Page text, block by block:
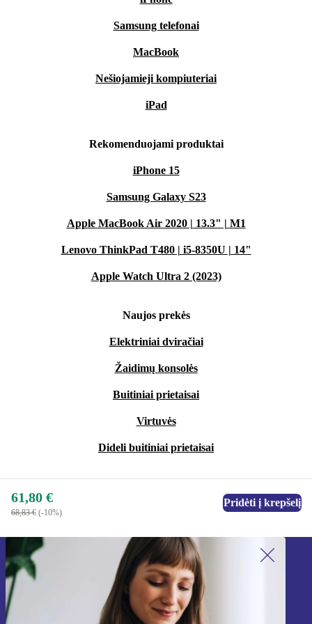
Samsung telefonai
MacBook
Nešiojamieji kompiuteriai
iPad
Rekomenduojami produktai
iPhone 15
Samsung Galaxy S23
Apple MacBook Air 2020 | 13.3" | M1
Lenovo ThinkPad T480 | i5-8350U | 14"
Apple Watch Ultra 2 (2023)
Naujos prekės
Elektriniai dviračiai
Žaidimų konsolės
Buitiniai prietaisai
Virtuvės
Dideli buitiniai prietaisai
61,80 €
68,83 € (-10%)
Pridėti į krepšelį
Užsiprenumeruok mūsų naujienlaiškį!
Nebepraleisk nė vieno pasiūlymo.